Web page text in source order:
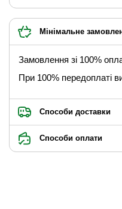
Мінімальне
Замовлення зі 100%
При 100% передоплаті
Способи доставки
Способи оплати